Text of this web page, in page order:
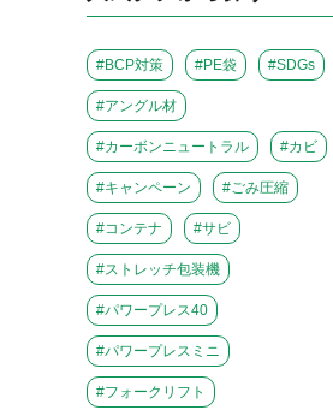
#BCP対策 #PE袋 #SDGs
#アングル材
#カーボンニュートラル #カビ
#キャンペーン #ごみ圧縮
#コンテナ #サビ
#ストレッチ包装機
#パワープレス40
#パワープレスミニ
#フォークリフト